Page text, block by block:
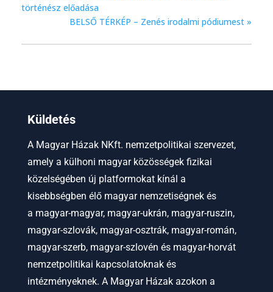
történész előadása
BELSŐ TÉRKÉP – Zenés irodalmi pódiumest »
Küldetés
A Magyar Házak NKft. nemzetpolitikai szervezet,
amely a külhoni magyar közösségek fizikai
közelségében új platformokat kínál a
kisebbségben élő magyar nemzetiségnek és
a magyar-magyar, magyar-ukrán, magyar-ruszin,
magyar-szlovák, magyar-osztrák, magyar-román,
magyar-szerb, magyar-szlovén és magyar-horvát
nemzetpolitikai kapcsolatoknak és
intézményeknek. A Magyar Házak azokon a